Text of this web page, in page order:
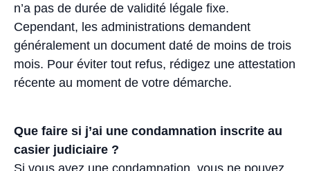
n’a pas de durée de validité légale fixe.
Cependant, les administrations demandent
généralement un document daté de moins de trois
mois. Pour éviter tout refus, rédigez une attestation
récente au moment de votre démarche.
Que faire si j’ai une condamnation inscrite au
casier judiciaire ?
Si vous avez une condamnation, vous ne pouvez